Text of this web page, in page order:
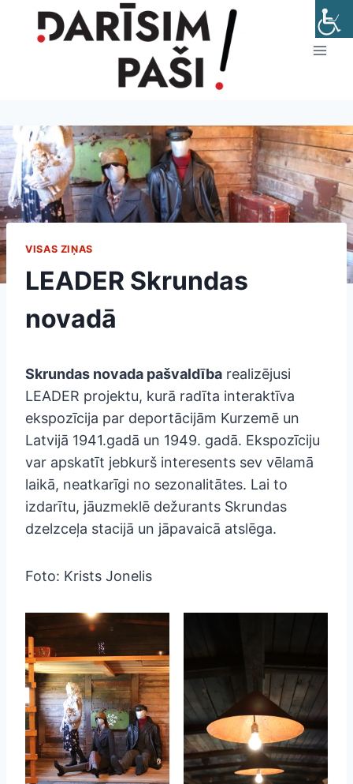
VISAS ZIŅAS
LEADER Skrundas
novadā
Skrundas novada pašvaldība realizējusi
LEADER projektu, kurā radīta interaktīva
ekspozīcija par deportācijām Kurzemē un
Latvijā 1941.gadā un 1949. gadā. Ekspozīciju
var apskatīt jebkurš interesents sev vēlamā
laikā, neatkarīgi no sezonalitātes. Lai to
izdarītu, jāuzmeklē dežurants Skrundas
dzelzceļa stacijā un jāpavaicā atslēga.
Foto: Krists Jonelis